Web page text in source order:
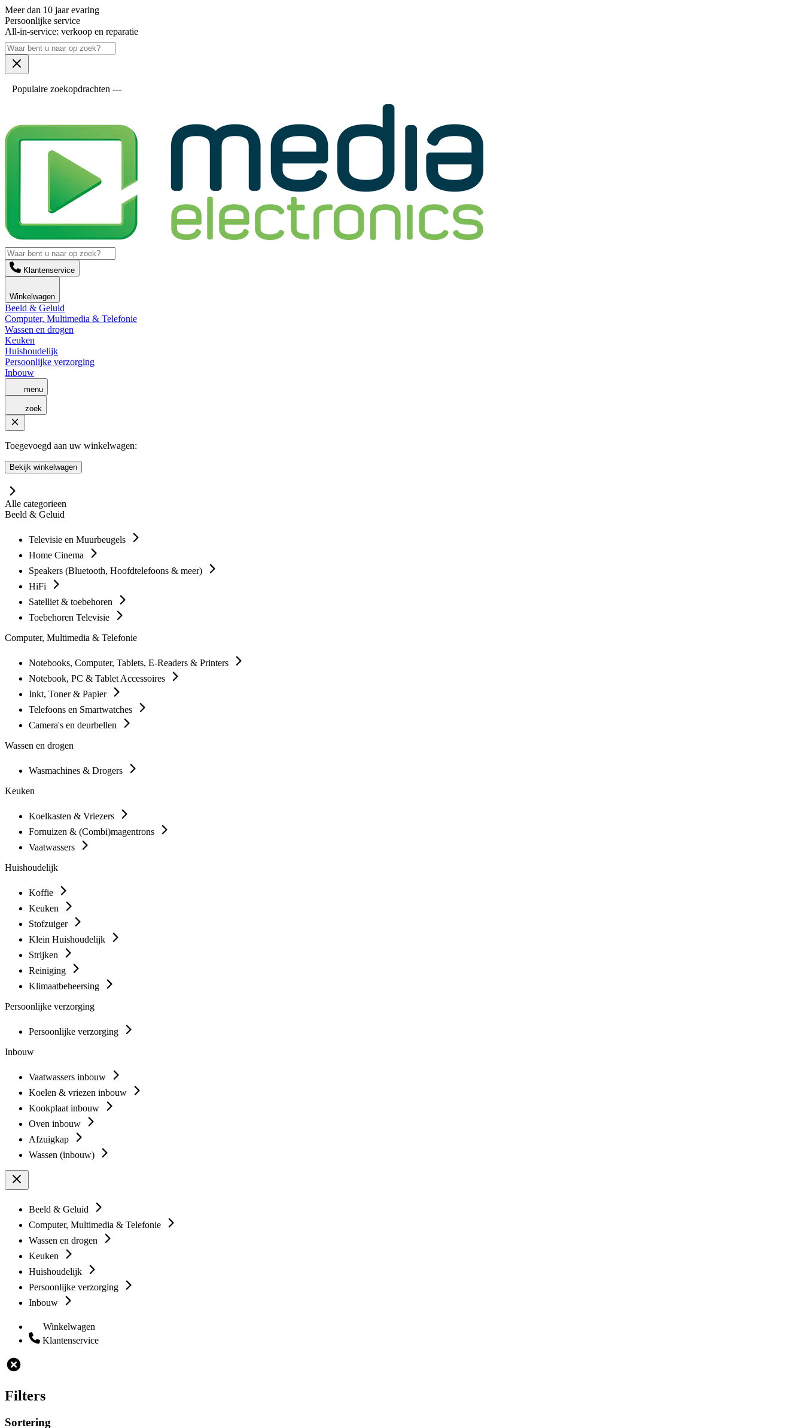
Meer dan 10 jaar evaring
Persoonlijke service
All-in-service: verkoop en reparatie
Populaire zoekopdrachten ---
Klantenservice
Winkelwagen
Beeld & Geluid
Computer, Multimedia & Telefonie
Wassen en drogen
Keuken
Huishoudelijk
Persoonlijke verzorging
Inbouw
menu
zoek
Toegevoegd aan uw winkelwagen:
Bekijk winkelwagen
Alle categorieen
Beeld & Geluid
Televisie en Muurbeugels
Home Cinema
Speakers (Bluetooth, Hoofdtelefoons & meer)
HiFi
Satelliet & toebehoren
Toebehoren Televisie
Computer, Multimedia & Telefonie
Notebooks, Computer, Tablets, E-Readers & Printers
Notebook, PC & Tablet Accessoires
Inkt, Toner & Papier
Telefoons en Smartwatches
Camera's en deurbellen
Wassen en drogen
Wasmachines & Drogers
Keuken
Koelkasten & Vriezers
Fornuizen & (Combi)magentrons
Vaatwassers
Huishoudelijk
Koffie
Keuken
Stofzuiger
Klein Huishoudelijk
Strijken
Reiniging
Klimaatbeheersing
Persoonlijke verzorging
Persoonlijke verzorging
Inbouw
Vaatwassers inbouw
Koelen & vriezen inbouw
Kookplaat inbouw
Oven inbouw
Afzuigkap
Wassen (inbouw)
Beeld & Geluid
Computer, Multimedia & Telefonie
Wassen en drogen
Keuken
Huishoudelijk
Persoonlijke verzorging
Inbouw
Winkelwagen
Klantenservice
Filters
Sortering